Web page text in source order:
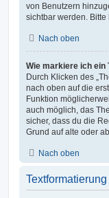
von Benutzern
sichtbar werden.
Nach oben
Wie markiere ich ein
Durch Klicken des
nach oben auf die
Funktion
auch möglich, das
sicher, dass du die
Grund auf alte oder
Nach oben